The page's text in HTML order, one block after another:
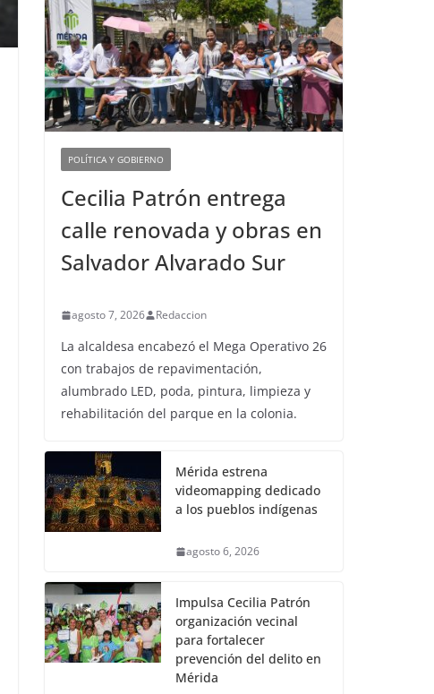
POLÍTICA Y GOBIERNO
Cecilia Patrón entrega
calle renovada y obras en
Salvador Alvarado Sur
agosto 7, 2026 Redaccion
La alcaldesa encabezó el Mega Operativo 26
con trabajos de repavimentación,
alumbrado LED, poda, pintura, limpieza y
rehabilitación del parque en la colonia.
Mérida estrena
videomapping dedicado
a los pueblos indígenas
agosto 6, 2026
Impulsa Cecilia Patrón
organización vecinal
para fortalecer
prevención del delito en
Mérida